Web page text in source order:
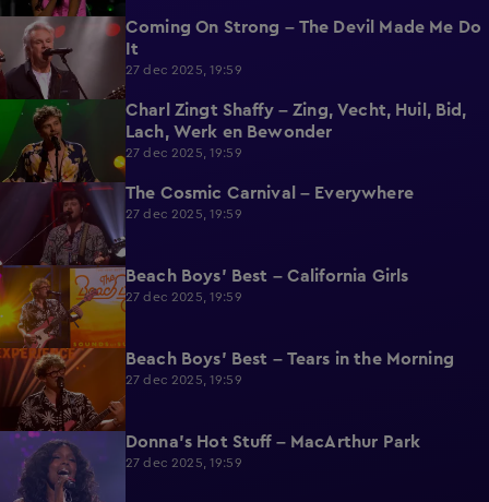
2:15
Coming On Strong – The Devil Made Me Do
It
27 dec 2025, 19:59
2:15
Charl Zingt Shaffy – Zing, Vecht, Huil, Bid,
Lach, Werk en Bewonder
27 dec 2025, 19:59
The Cosmic Carnival – Everywhere
27 dec 2025, 19:59
2:08 Beach Boys' Best – California Girls
27 dec 2025, 19:59
2:22 Beach Boys' Best – Tears in the Morning
27 dec 2025, 19:59
2:41 Donna's Hot Stuff – MacArthur Park
27 dec 2025, 19:59